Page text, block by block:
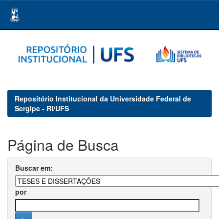
navigation
Repositório Institucional da Universidade Federal de
Sergipe - RI/UFS
Página de Busca
Buscar em:
por